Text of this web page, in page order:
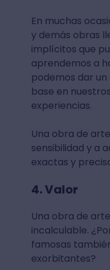
En muchas
y demás obras
implícitos que
aprendemos a
podemos dar
base en
experiencias.
Una obra de
sensibilidad y a
exactas y
4. Valor
Una obra de
incalculable.
famosas
exorbitantes?